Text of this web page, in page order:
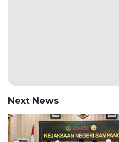
Next News